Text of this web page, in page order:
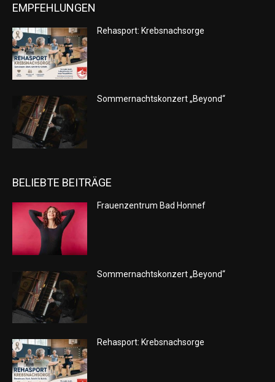
EMPFEHLUNGEN
Rehasport: Krebsnachsorge
Sommernachtskonzert „Beyond“
BELIEBTE BEITRÄGE
Frauenzentrum Bad Honnef
Sommernachtskonzert „Beyond“
Rehasport: Krebsnachsorge